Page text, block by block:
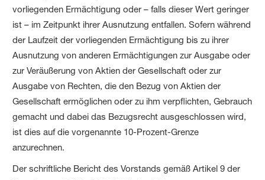
vorliegenden Ermächtigung oder – falls dieser Wert geringer
ist – im Zeitpunkt ihrer Ausnutzung entfallen. Sofern während
der Laufzeit der vorliegenden Ermächtigung bis zu ihrer
Ausnutzung von anderen Ermächtigungen zur Ausgabe oder
zur Veräußerung von Aktien der Gesellschaft oder zur
Ausgabe von Rechten, die den Bezug von Aktien der
Gesellschaft ermöglichen oder zu ihm verpflichten, Gebrauch
gemacht und dabei das Bezugsrecht ausgeschlossen wird,
ist dies auf die vorgenannte 10-Prozent-Grenze
anzurechnen.
Der schriftliche Bericht des Vorstands gemäß Artikel 9 der